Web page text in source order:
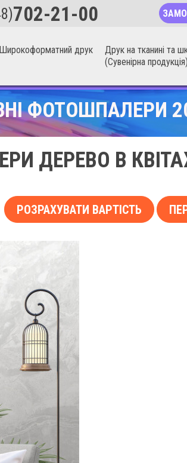
702-21-00
Широкоформатний друк
Друк на тканині та
(Сувенірна продукція)
ФОТОШПАЛЕРИ
ДЕРЕВО В
РОЗРАХУВАТИ ВАРТІСТЬ